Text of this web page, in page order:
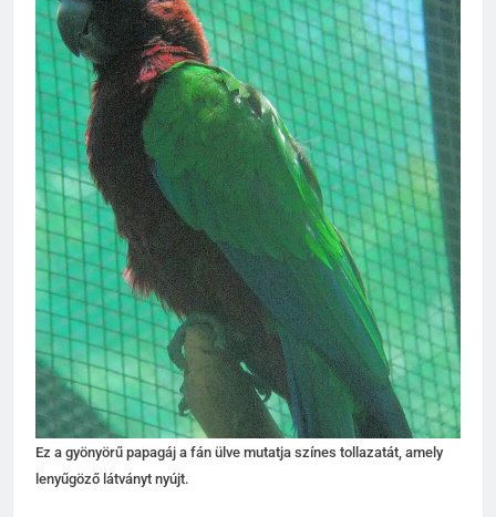
Ez a gyönyörű papagáj a fán ülve mutatja színes tollazatát, amely
lenyűgöző látványt nyújt.